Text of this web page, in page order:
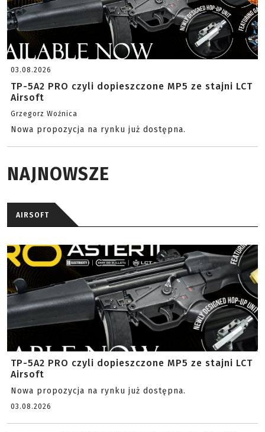
03.08.2026
TP-5A2 PRO czyli dopieszczone MP5 ze stajni LCT
Airsoft
Grzegorz Woźnica
Nowa propozycja na rynku już dostępna.
NAJNOWSZE
AIRSOFT
TP-5A2 PRO czyli dopieszczone MP5 ze stajni LCT
Airsoft
Nowa propozycja na rynku już dostępna.
03.08.2026